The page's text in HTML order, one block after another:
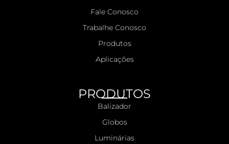
Fale Conosco
Trabalhe Conosco
Produtos
Aplicações
PRODUTOS
Balizador
Globos
Luminárias